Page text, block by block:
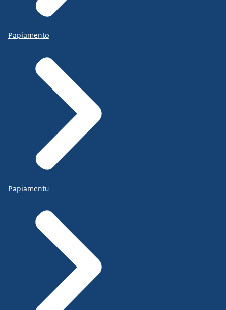
Papiamento
Papiamentu